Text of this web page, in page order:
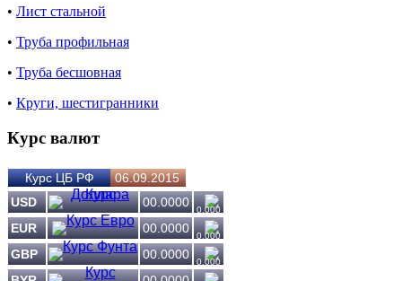
• Лист стальной
• Труба профильная
• Труба бесшовная
• Круги, шестигранники
Курс валют
Курс ЦБ РФ
06.09.2015
USD
00.0000
0.000
EUR 00.0000
0.000
GBP 00.0000
0.000